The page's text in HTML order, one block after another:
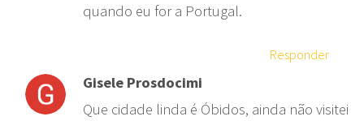
quando eu for a Portugal.
Responder
Gisele Prosdocimi
Que cidade linda é Óbidos, ainda não visitei